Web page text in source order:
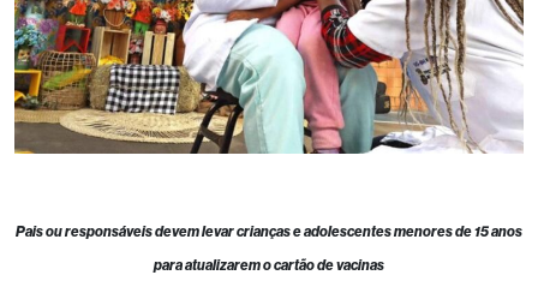
Pais ou responsáveis devem levar crianças e adolescentes menores de 15 anos
para atualizarem o cartão de vacinas